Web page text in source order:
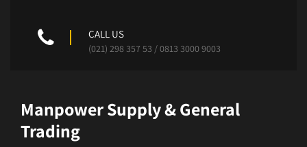
CALL US
(021) 298 357 53 / 0813 3000 9003
Manpower Supply & General
Trading